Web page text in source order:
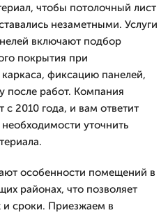
чтобы потолочный лист
незаметными. Услуги
включают подбор
покрытия при
фиксацию панелей,
после работ. Компания
2010 года, и вам ответит
уточнить
особенности помещений в
районах, что позволяет
и сроки. Приезжаем в